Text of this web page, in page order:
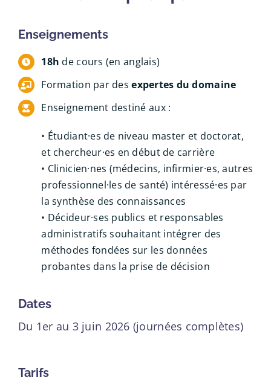
Enseignements
18hde cours (en anglais)
Formation par desexpertes du domaine
Enseignement destiné aux :
• Étudiant·es de niveau master et doctorat,
et chercheur·es en début de carrière
• Clinicien·nes (médecins, infirmier·es, autres
professionnel·les de santé) intéressé·es par
la synthèse des connaissances
• Décideur·ses publics et responsables
administratifs souhaitant intégrer des
méthodes fondées sur les données
probantes dans la prise de décision
Dates
Du 1er au 3 juin 2026 (journées complètes)
Tarifs